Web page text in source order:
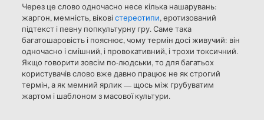
Через це слово одночасно несе кілька нашарувань:
жаргон, мемність, вікові стереотипи, еротизований
підтекст і певну попкультурну гру. Саме така
багатошаровість і пояснює, чому термін досі живучий: він
одночасно і смішний, і провокативний, і трохи токсичний.
Якщо говорити зовсім по-людськи, то для багатьох
користувачів слово вже давно працює не як строгий
термін, а як мемний ярлик — щось між грубуватим
жартом і шаблоном з масової культури.